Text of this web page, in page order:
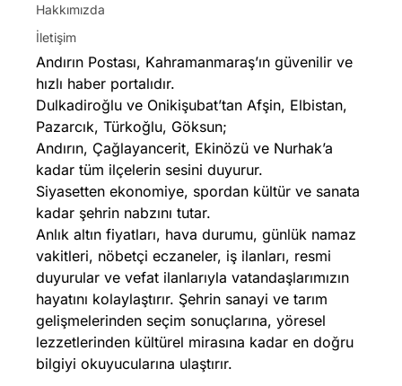
Hakkımızda
İletişim
Andırın Postası, Kahramanmaraş’ın güvenilir ve
hızlı haber portalıdır.
Dulkadiroğlu ve Onikişubat’tan Afşin, Elbistan,
Pazarcık, Türkoğlu, Göksun;
Andırın, Çağlayancerit, Ekinözü ve Nurhak’a
kadar tüm ilçelerin sesini duyurur.
Siyasetten ekonomiye, spordan kültür ve sanata
kadar şehrin nabzını tutar.
Anlık altın fiyatları, hava durumu, günlük namaz
vakitleri, nöbetçi eczaneler, iş ilanları, resmi
duyurular ve vefat ilanlarıyla vatandaşlarımızın
hayatını kolaylaştırır. Şehrin sanayi ve tarım
gelişmelerinden seçim sonuçlarına, yöresel
lezzetlerinden kültürel mirasına kadar en doğru
bilgiyi okuyucularına ulaştırır.